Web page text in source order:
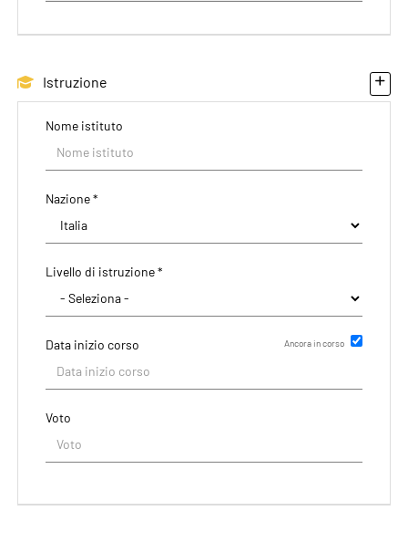
Istruzione
Nome istituto
Nazione *
Livello di istruzione *
Data inizio corso Ancora in corso
Data di rilascio del titolo
Voto